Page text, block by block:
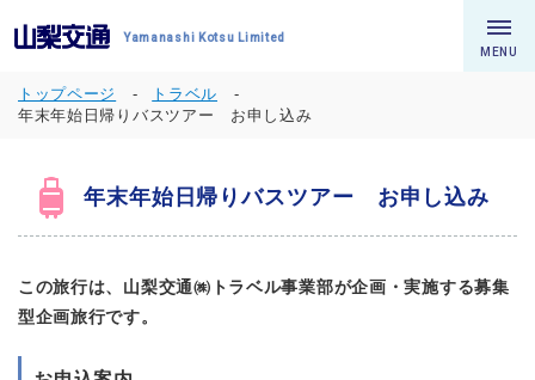
Yamanashi Kotsu Limited
MENU
トップページ
トラベル
年末年始日帰りバスツアー お申し込み
年末年始日帰りバスツアー お申し込み
この旅行は、山梨交通㈱トラベル事業部が企画・実施する募集
型企画旅行です。